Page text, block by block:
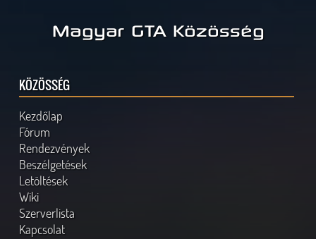
Magyar GTA Közösség
KÖZÖSSÉG
Kezdőlap
Fórum
Rendezvények
Beszélgetések
Letöltések
Wiki
Szerverlista
Kapcsolat